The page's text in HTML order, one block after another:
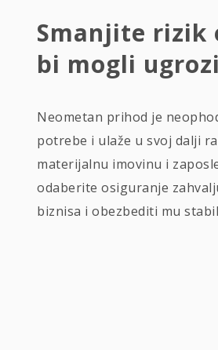
Smanjite rizik
bi mogli
Neometan prihod je
potrebe i ulaže u svoj dalji
materijalnu imovinu i
odaberite osiguranje
biznisa i obezbediti mu